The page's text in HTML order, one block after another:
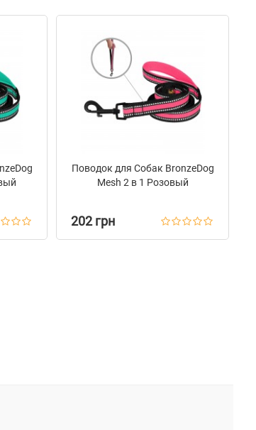
Поводок для Собак BronzeDog
Mesh 2 в 1 Розовый
202 грн